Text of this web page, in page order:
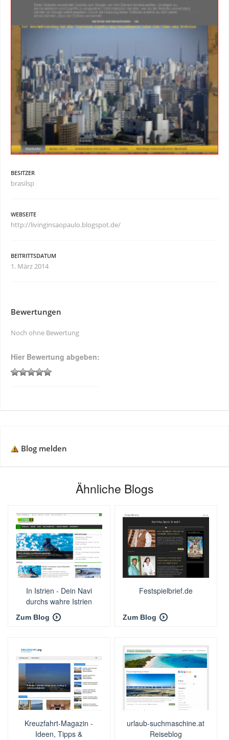
BESITZER
brasilsp
WEBSEITE
http://livinginsaopaulo.blogspot.de/
BEITRITTSDATUM
1. März 2014
Bewertungen
Noch ohne Bewertung
Hier Bewertung abgeben:
Blog melden
Ähnliche Blogs
In Istrien - Dein Navi
durchs wahre Istrien
Zum Blog
Festspielbrief.de
Zum Blog
Kreuzfahrt-Magazin -
Ideen, Tipps &
urlaub-suchmaschine.at
Reiseblog